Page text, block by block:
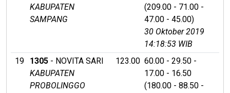
KABUPATEN
SAMPANG
(209.00 - 71.00 -
47.00 - 45.00)
30 Oktober 2019
14:18:53 WIB
19
1305 - NOVITA SARI
KABUPATEN
PROBOLINGGO
123.00 60.00 - 29.50 -
17.00 - 16.50
(180.00 - 88.50 -